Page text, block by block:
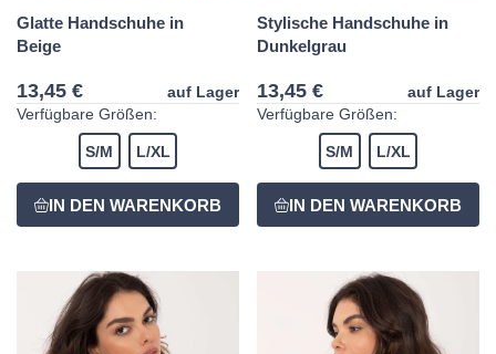
Glatte Handschuhe in
Beige
13,45 €
auf Lager
Verfügbare Größen:
S/M L/XL
Stylische Handschuhe in
Dunkelgrau
13,45 €
auf Lager
Verfügbare Größen:
S/M L/XL